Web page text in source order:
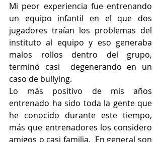
Mi peor experiencia fue entrenando
un equipo infantil en el que dos
jugadores traían los problemas del
instituto al equipo y eso generaba
malos rollos dentro del grupo,
terminó casi  degenerando en un
caso de bullying.
Lo más positivo de mis años
entrenado ha sido toda la gente que
he conocido durante este tiempo,
más que entrenadores los considero
amigos o casi familia.  En general son